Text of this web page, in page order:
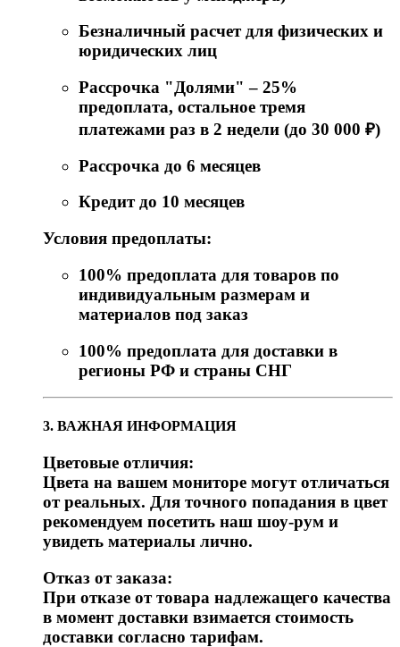
Безналичный расчет для физических и
юридических лиц
Рассрочка "Долями" – 25%
предоплата, остальное тремя
платежами раз в 2 недели (до 30 000 ₽)
Рассрочка до 6 месяцев
Кредит до 10 месяцев
Условия предоплаты:
100% предоплата для товаров по
индивидуальным размерам и
материалов под заказ
100% предоплата для доставки в
регионы РФ и страны СНГ
3. ВАЖНАЯ ИНФОРМАЦИЯ
Цветовые отличия:
Цвета на вашем мониторе могут отличаться
от реальных. Для точного попадания в цвет
рекомендуем посетить наш шоу-рум и
увидеть материалы лично.
Отказ от заказа:
При отказе от товара надлежащего качества
в момент доставки взимается стоимость
доставки согласно тарифам.